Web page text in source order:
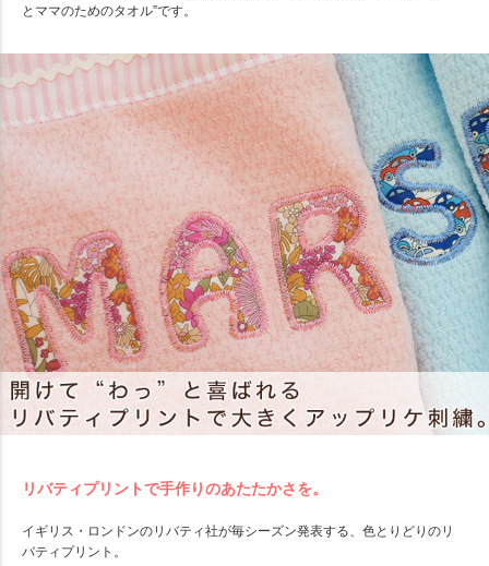
とママのためのタオル”です。
リバティプリントで手作りのあたたかさを。
イギリス・ロンドンのリバティ社が毎シーズン発表する、色とりどりのリ
バティプリント。